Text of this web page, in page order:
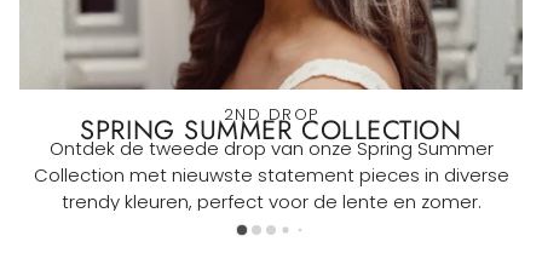
2ND DROP
SPRING SUMMER COLLECTION
Ontdek de tweede drop van onze Spring Summer
Collection met nieuwste statement pieces in diverse
trendy kleuren, perfect voor de lente en zomer.